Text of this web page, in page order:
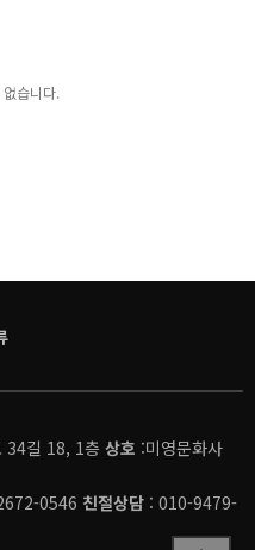
습니다.
34길 18, 1층 상호 :미영문화사
0546 친절상담 : 010-9479-